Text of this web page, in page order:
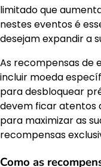
limitado que
nestes eventos é
desejam expandir a
As recompensas de
incluir moeda
para desbloquear
devem ficar atentos
para maximizar as
recompensas
Como as